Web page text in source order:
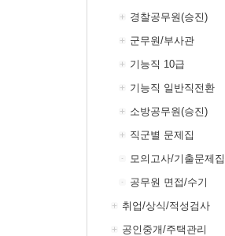
경찰공무원(승진)
군무원/부사관
기능직 10급
기능직 일반직전환
소방공무원(승진)
직군별 문제집
모의고사/기출문제집
공무원 면접/수기
취업/상식/적성검사
공인중개/주택관리